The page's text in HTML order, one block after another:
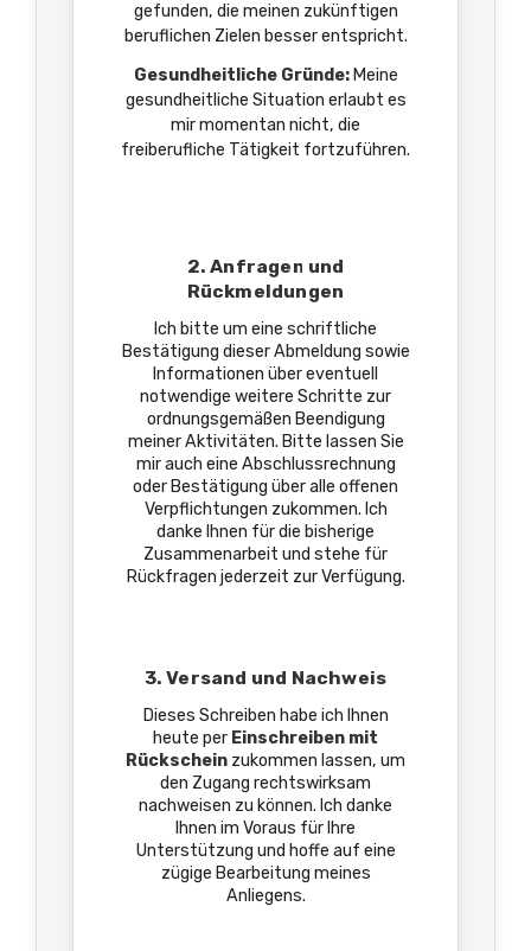
gefunden, die meinen zukünftigen
beruflichen Zielen besser entspricht.
Gesundheitliche Gründe:Meine
gesundheitliche Situation erlaubt es
mir momentan nicht, die
freiberufliche Tätigkeit fortzuführen.
2. Anfragen und
Rückmeldungen
Ich bitte um eine schriftliche
Bestätigung dieser Abmeldung sowie
Informationen über eventuell
notwendige weitere Schritte zur
ordnungsgemäßen Beendigung
meiner Aktivitäten. Bitte lassen Sie
mir auch eine Abschlussrechnung
oder Bestätigung über alle offenen
Verpflichtungen zukommen. Ich
danke Ihnen für die bisherige
Zusammenarbeit und stehe für
Rückfragen jederzeit zur Verfügung.
3. Versand und Nachweis
Dieses Schreiben habe ich Ihnen
heute per Einschreiben mit
Rückschein zukommen lassen, um
den Zugang rechtswirksam
nachweisen zu können. Ich danke
Ihnen im Voraus für Ihre
Unterstützung und hoffe auf eine
zügige Bearbeitung meines
Anliegens.